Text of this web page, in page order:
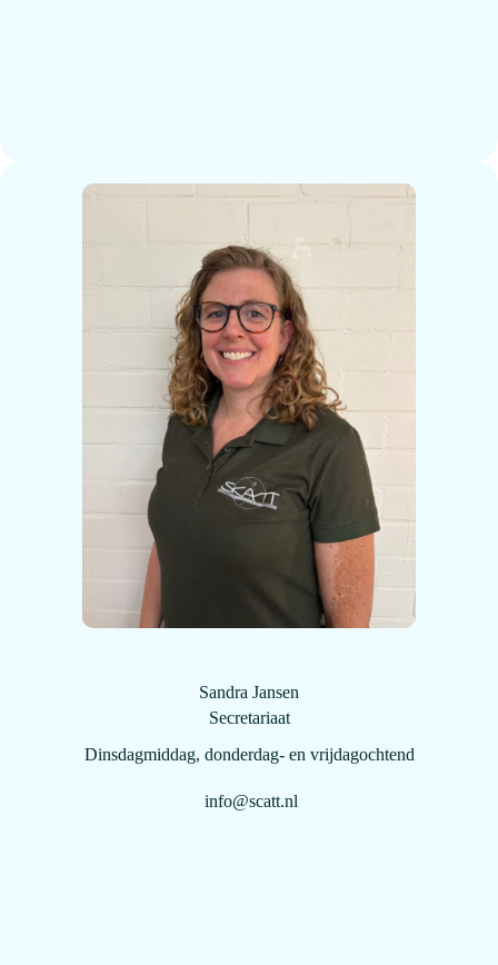
Sandra Jansen
Secretariaat
Dinsdagmiddag, donderdag- en vrijdagochtend
info@scatt.nl